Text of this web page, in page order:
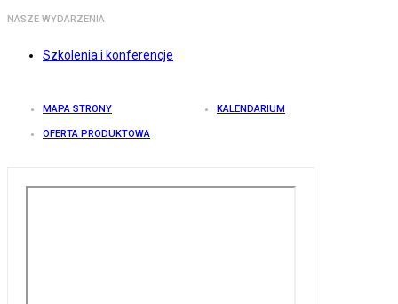
NASZE WYDARZENIA
Szkolenia i konferencje
MAPA STRONY KALENDARIUM
OFERTA PRODUKTOWA